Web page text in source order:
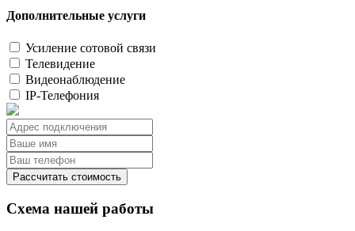
Дополнительные услуги
Усиление сотовой связи
Телевидение
Видеонаблюдение
IP-Телефония
Рассчитать стоимость
Схема нашей работы